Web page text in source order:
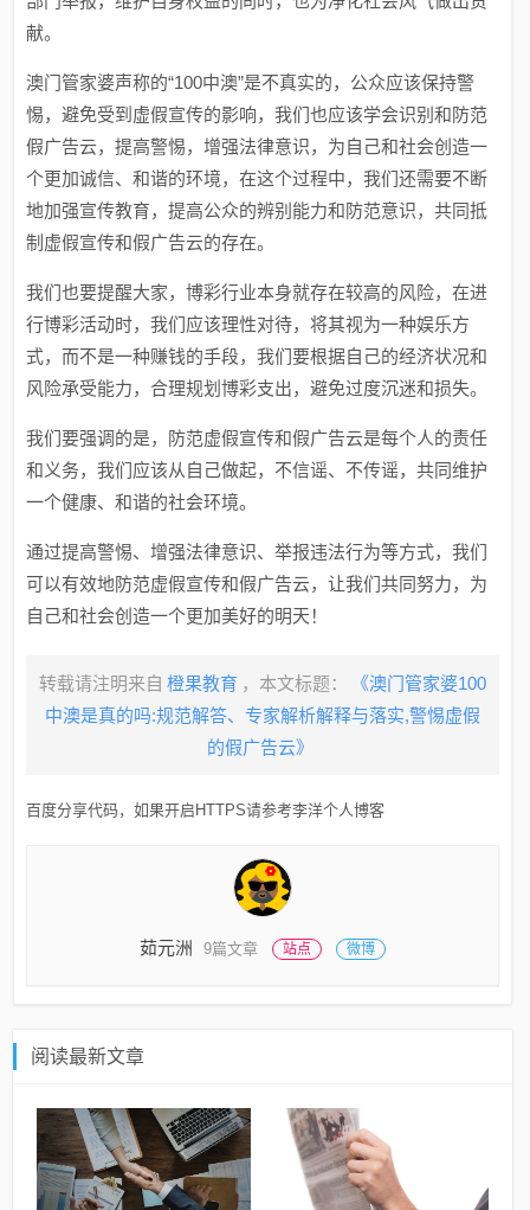
献。
澳门管家婆声称的“100中澳”是不真实的，公众应该保持警
惕，避免受到虚假宣传的影响，我们也应该学会识别和防范
假广告云，提高警惕，增强法律意识，为自己和社会创造一
个更加诚信、和谐的环境，在这个过程中，我们还需要不断
地加强宣传教育，提高公众的辨别能力和防范意识，共同抵
制虚假宣传和假广告云的存在。
我们也要提醒大家，博彩行业本身就存在较高的风险，在进
行博彩活动时，我们应该理性对待，将其视为一种娱乐方
式，而不是一种赚钱的手段，我们要根据自己的经济状况和
风险承受能力，合理规划博彩支出，避免过度沉迷和损失。
我们要强调的是，防范虚假宣传和假广告云是每个人的责任
和义务，我们应该从自己做起，不信谣、不传谣，共同维护
一个健康、和谐的社会环境。
通过提高警惕、增强法律意识、举报违法行为等方式，我们
可以有效地防范虚假宣传和假广告云，让我们共同努力，为
自己和社会创造一个更加美好的明天！
转载请注明来自 橙果教育 ，本文标题：
《澳门管家婆100
中澳是真的吗:规范解答、专家解析解释与落实,警惕虚假
的假广告云》
百度分享代码，如果开启HTTPS请参考李洋个人博客
茹元洲 9篇文章 站点 微博
阅读最新文章